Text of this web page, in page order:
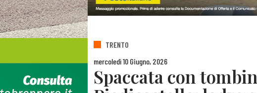
TRENTO
mercoledì 10 Giugno, 2026
Spaccata con